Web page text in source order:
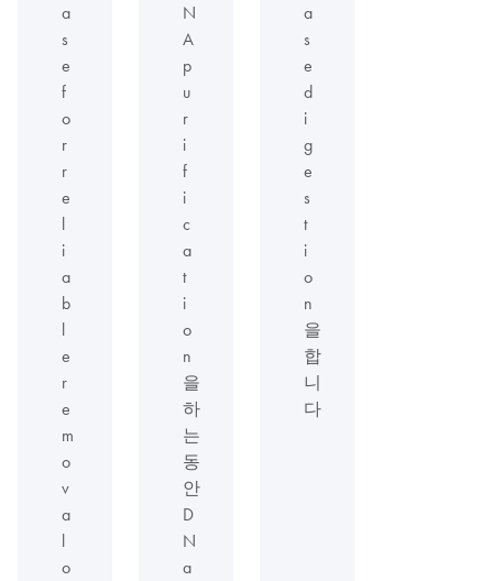
a
s
e
f
o
r
r
e
l
i
a
b
l
e
r
e
m
o
v
a
l
o
N
A
p
u
r
i
f
i
c
a
t
i
o
n
을
하
는
동
안
D
N
a
a
s
e
d
i
g
e
s
t
i
o
n
을
합
니
다